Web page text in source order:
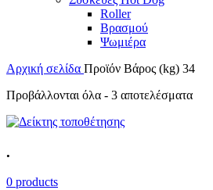
Roller
Βρασμού
Ψωμιέρα
Αρχική σελίδα Προϊόν Βάρος (kg) 34
Προβάλλονται όλα - 3 αποτελέσματα
.
0 products